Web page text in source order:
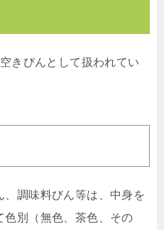
きびんとして扱われてい
調味料びん等は、中身を
色別（無色、茶色、その